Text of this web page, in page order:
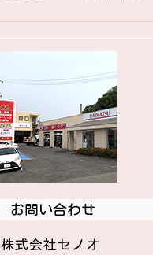
お問い合わせ
株式会社セノオ